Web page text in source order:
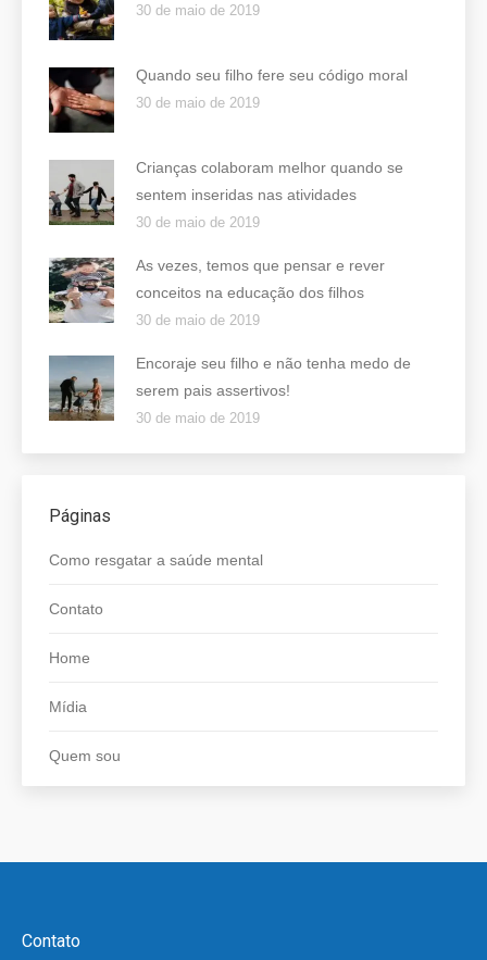
30 de maio de 2019
Quando seu filho fere seu código moral
30 de maio de 2019
Crianças colaboram melhor quando se
sentem inseridas nas atividades
30 de maio de 2019
As vezes, temos que pensar e rever
conceitos na educação dos filhos
30 de maio de 2019
Encoraje seu filho e não tenha medo de
serem pais assertivos!
30 de maio de 2019
Páginas
Como resgatar a saúde mental
Contato
Home
Mídia
Quem sou
Contato